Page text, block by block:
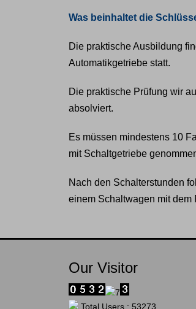
Was beinhaltet die
Die praktische Ausbildung
Automatikgetriebe statt.
Die praktische Prüfung wir
absolviert.
Es müssen mindestens 10
mit Schaltgetriebe
Nach den Schalterstunden
einem Schaltwagen mit dem
Our Visitor
Total Users : 53273